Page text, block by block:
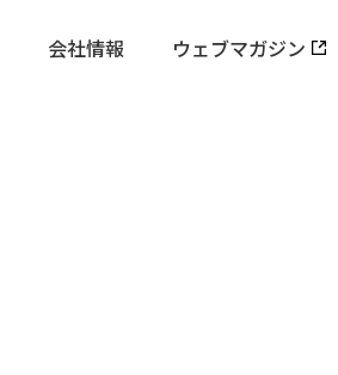
会社情報 ウェブマガジン